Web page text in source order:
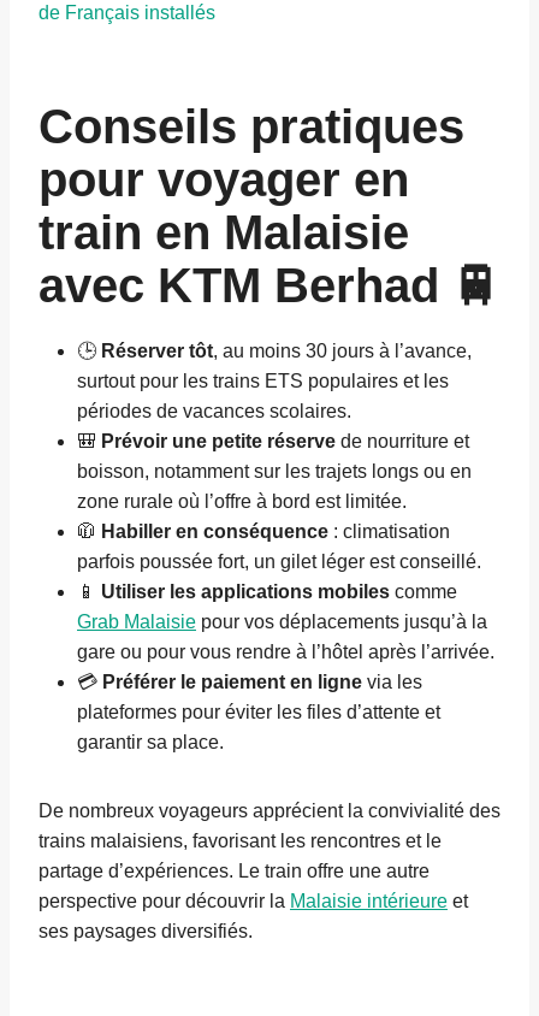
de Français installés
Conseils pratiques
pour voyager en
train en Malaisie
avec KTM Berhad 🚆
🕒 Réserver tôt, au moins 30 jours à l’avance,
surtout pour les trains ETS populaires et les
périodes de vacances scolaires.
🎒 Prévoir une petite réserve de nourriture et
boisson, notamment sur les trajets longs ou en
zone rurale où l’offre à bord est limitée.
🧥 Habiller en conséquence : climatisation
parfois poussée fort, un gilet léger est conseillé.
📱 Utiliser les applications mobiles comme
Grab Malaisie pour vos déplacements jusqu’à la
gare ou pour vous rendre à l’hôtel après l’arrivée.
💳 Préférer le paiement en ligne via les
plateformes pour éviter les files d’attente et
garantir sa place.
De nombreux voyageurs apprécient la convivialité des
trains malaisiens, favorisant les rencontres et le
partage d’expériences. Le train offre une autre
perspective pour découvrir la Malaisie intérieure et
ses paysages diversifiés.